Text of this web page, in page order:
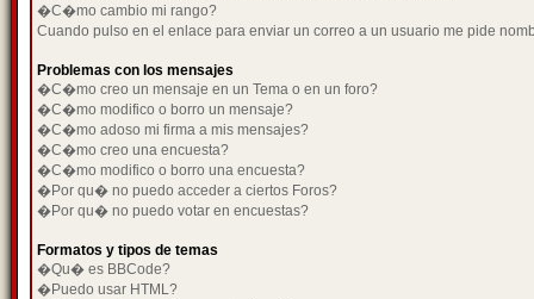
�C�mo cambio mi rango?
Cuando pulso en el enlace para enviar un correo a un usuario me pide
Problemas con los mensajes
�C�mo creo un mensaje en un Tema o en un foro?
�C�mo modifico o borro un mensaje?
�C�mo adoso mi firma a mis mensajes?
�C�mo creo una encuesta?
�C�mo modifico o borro una encuesta?
�Por qu� no puedo acceder a ciertos Foros?
�Por qu� no puedo votar en encuestas?
Formatos y tipos de temas
�Qu� es BBCode?
�Puedo usar HTML?